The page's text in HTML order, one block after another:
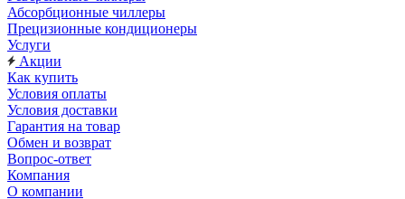
Абсорбционные чиллеры
Прецизионные кондиционеры
Услуги
Акции
Как купить
Условия оплаты
Условия доставки
Гарантия на товар
Обмен и возврат
Вопрос-ответ
Компания
О компании